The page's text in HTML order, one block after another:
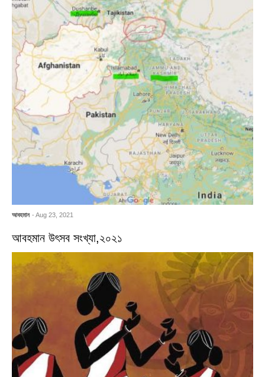
আবহমান - Aug 23, 2021
আবহমান উৎসব সংখ্যা,২০২১